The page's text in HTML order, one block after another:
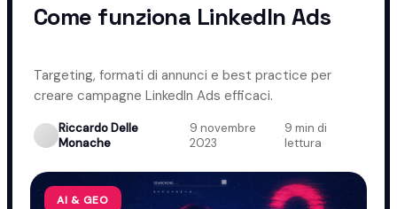
Come funziona LinkedIn Ads
Targeting, formati di annunci e best practice per
creare campagne LinkedIn Ads efficaci.
Riccardo Delle
Monache
·9 novembre
2023
·9 min di
lettura
AI & GEO